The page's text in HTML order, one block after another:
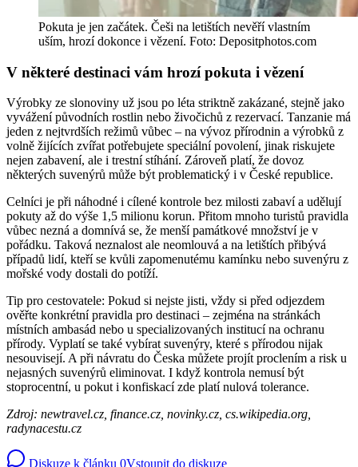
Pokuta je jen začátek. Češi na letištích nevěří vlastním
uším, hrozí dokonce i vězení. Foto: Depositphotos.com
V některé destinaci vám hrozí pokuta i vězení
Výrobky ze slonoviny už jsou po léta striktně zakázané, stejně jako
vyvážení původních rostlin nebo živočichů z rezervací. Tanzanie má
jeden z nejtvrdších režimů vůbec – na vývoz přírodnin a výrobků z
volně žijících zvířat potřebujete speciální povolení, jinak riskujete
nejen zabavení, ale i trestní stíhání. Zároveň platí, že dovoz
některých suvenýrů může být problematický i v České republice.
Celníci je při náhodné i cílené kontrole bez milosti zabaví a udělují
pokuty až do výše 1,5 milionu korun. Přitom mnoho turistů pravidla
vůbec nezná a domnívá se, že menší památkové množství je v
pořádku. Taková neznalost ale neomlouvá a na letištích přibývá
případů lidí, kteří se kvůli zapomenutému kamínku nebo suvenýru z
mořské vody dostali do potíží.
Tip pro cestovatele: Pokud si nejste jisti, vždy si před odjezdem
ověřte konkrétní pravidla pro destinaci – zejména na stránkách
místních ambasád nebo u specializovaných institucí na ochranu
přírody. Vyplatí se také vybírat suvenýry, které s přírodou nijak
nesouvisejí. A při návratu do Česka můžete projít proclením a risk u
nejasných suvenýrů eliminovat. I když kontrola nemusí být
stoprocentní, u pokut i konfiskací zde platí nulová tolerance.
Zdroj: newtravel.cz, finance.cz, novinky.cz, cs.wikipedia.org,
radynacestu.cz
Diskuze k článku 0Vstoupit do diskuze